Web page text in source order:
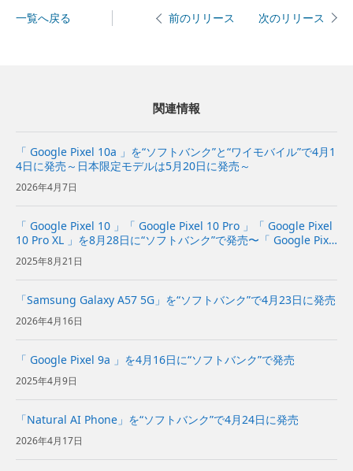
一覧へ戻る 前のリリース 次のリリース
関連情報
「 Google Pixel 10a 」を“ソフトバンク”と“ワイモバイル”で4月1
4日に発売～日本限定モデルは5月20日に発売～
2026年4月7日
「 Google Pixel 10 」「 Google Pixel 10 Pro 」「 Google Pixel
10 Pro XL 」を8月28日に“ソフトバンク”で発売〜「 Google Pixe
l 10 Pro Fold 」「 Goo...
2025年8月21日
「Samsung Galaxy A57 5G」を“ソフトバンク”で4月23日に発売
2026年4月16日
「 Google Pixel 9a 」を4月16日に“ソフトバンク”で発売
2025年4月9日
「Natural AI Phone」を“ソフトバンク”で4月24日に発売
2026年4月17日